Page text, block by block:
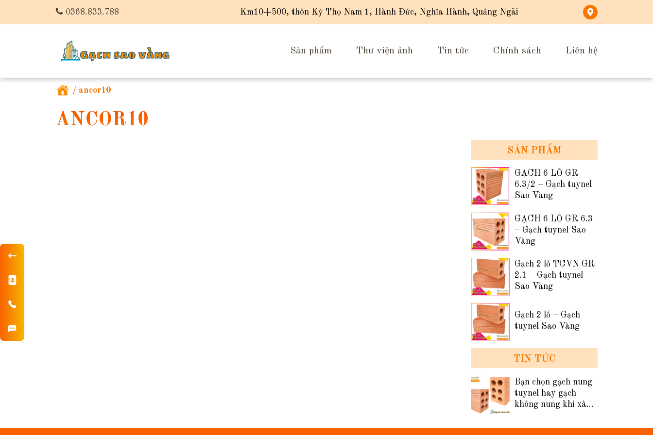
0368.833.788 Km10+500, thôn Kỳ Thọ Nam 1, Hành Đức, Nghĩa Hành, Quảng Ngãi
Sản phẩm Thư viện ảnh Tin tức Chính sách Liên hệ
/ ancor10
ANCOR10
SẢN PHẨM
GẠCH 6 LỖ GR
6.3/2 – Gạch tuynel
Sao Vàng
GẠCH 6 LỖ GR 6.3
– Gạch tuynel Sao
Vàng
Gạch 2 lỗ TCVN GR
2.1 – Gạch tuynel
Sao Vàng
Gạch 2 lỗ – Gạch
tuynel Sao Vàng
TIN TỨC
Bạn chọn gạch nung
tuynel hay gạch
không nung khi xây